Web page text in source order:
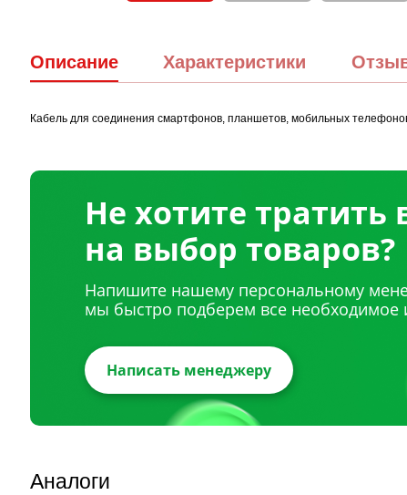
Описание Характеристики
Кабель для соединения смартфонов, планшетов, мобильных
Не хотите тратить
на выбор товаров?
Напишите нашему персональному
мы быстро подберем все
Написать менеджеру
Аналоги